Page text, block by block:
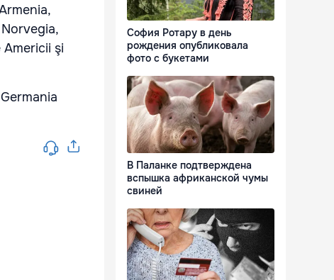
şi
София Ротару в день
рождения опубликовала
фото с букетами
В Паланке подтверждена
вспышка африканской чумы
свиней